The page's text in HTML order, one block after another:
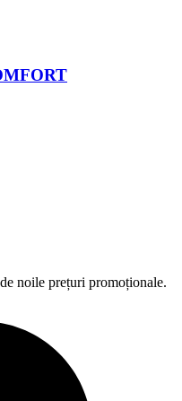
noile prețuri promoționale.